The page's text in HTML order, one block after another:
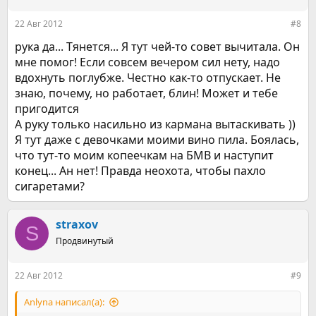
22 Авг 2012 #8
рука да... Тянется... Я тут чей-то совет вычитала. Он
мне помог! Если совсем вечером сил нету, надо
вдохнуть поглубже. Честно как-то отпускает. Не
знаю, почему, но работает, блин! Может и тебе
пригодится
А руку только насильно из кармана вытаскивать ))
Я тут даже с девочками моими вино пила. Боялась,
что тут-то моим копеечкам на БМВ и наступит
конец... Ан нет! Правда неохота, чтобы пахло
сигаретами?
S straxov
Продвинутый
22 Авг 2012 #9
Anlyna написал(а):